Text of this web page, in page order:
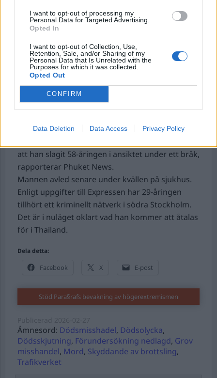
I want to opt-out of processing my
Personal Data for Targeted Advertising.
Opted In
I want to opt-out of Collection, Use,
Retention, Sale, and/or Sharing of my
Personal Data that Is Unrelated with the
Purposes for which it was collected.
Opted Out
CONFIRM
Data Deletion Data Access Privacy Policy
bekräftar Åklagarmyndigheten till SVT Nyheter
Södertälje.
En parallell utredning fortgår ännu – gällande
arbetsmiljöbrott genom vållande till annans död,
där Trafikverket som arbetsgivare, misstänks.
Svensk man gripen för dödsmisshandel i
Thailand.En 29-årig svensk man har gripits i
dödsmisshandel av en 58-årig australisk turist.
att han slagit 58-åringen i ansiktet under ett bråk,
rapporterar Phuket News.
Mannen avled senare under kvällen på sjukhus.
Enligt uppgifter till Expressen har 29-åringen
tillhört ett kriminellt nätverk i södra Stockholm.
Det är i nuläget oklart vad han kommer att åtalas
för i Thailand.
Dela detta:
Facebook X E-post
Stöd Para§rafs bevakning av högerextremismen
Ämnesord: Dödsmisshadel, Dödsolycka,
Dödsskjutning, Förundersökning nedlagd, Grov
misshandel, Mord, Skyddande av brottsling,
Trafikverket